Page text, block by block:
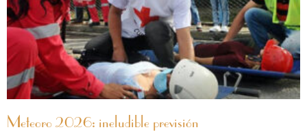
Meteoro 2026: ineludible previsión